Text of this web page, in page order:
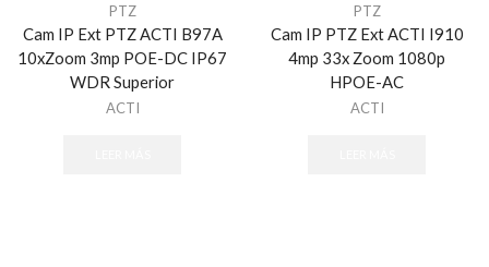
PTZ
Cam IP Ext PTZ ACTI B97A
10xZoom 3mp POE-DC IP67
WDR Superior
ACTI
PTZ
Cam IP PTZ Ext ACTI I910
4mp 33x Zoom 1080p
HPOE-AC
ACTI